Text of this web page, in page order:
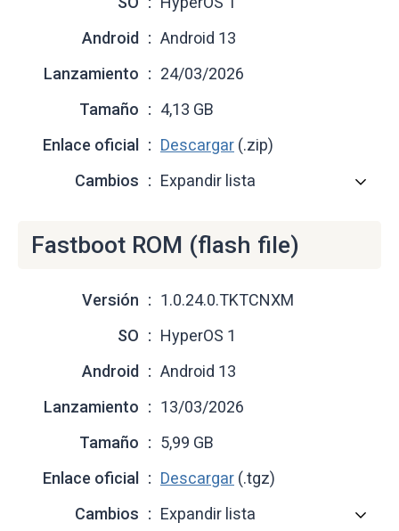
Android
Android 13
Lanzamiento
24/03/2026
Tamaño
4,13 GB
Enlace oficial
Descargar (.zip)
Cambios
Expandir lista
Fastboot ROM (flash file)
Versión
1.0.24.0.TKTCNXM
SO
HyperOS 1
Android
Android 13
Lanzamiento
13/03/2026
Tamaño
5,99 GB
Enlace oficial
Descargar (.tgz)
Cambios
Expandir lista